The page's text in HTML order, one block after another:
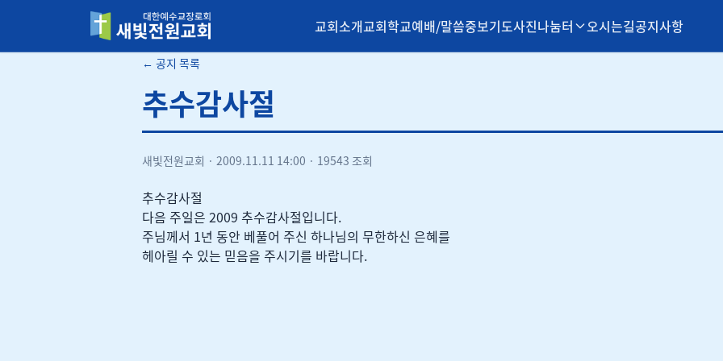
새빛전원교회 교회소개교회학교예배/말씀중보기도사진나눔터 오시는길공지사항
← 공지 목록
추수감사절
새빛전원교회 · 2009.11.11 14:00 · 19543 조회
추수감사절
다음 주일은 2009 추수감사절입니다.
주님께서 1년 동안 베풀어 주신 하나님의 무한하신 은혜를
헤아릴 수 있는 믿음을 주시기를 바랍니다.